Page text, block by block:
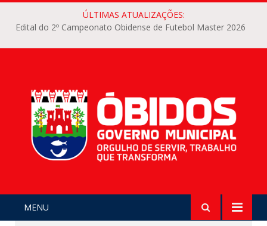
ÚLTIMAS ATUALIZAÇÕES:
Edital do 2º Campeonato Obidense de Futebol Master 2026
MENU